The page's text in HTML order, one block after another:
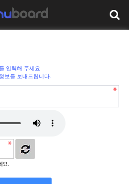
입력해 주세요.
보를 보내드립니다.
요.